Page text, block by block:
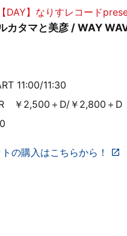
【DAY】なりすレコード
カタマと美彦 / WAY
11:00/11:30
￥2,500＋D/￥2,800＋D
の購入はこちらから！